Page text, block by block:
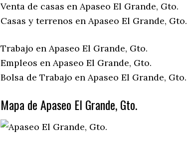
Venta de casas en Apaseo El Grande, Gto.
Casas y terrenos en Apaseo El Grande, Gto.
Trabajo en Apaseo El Grande, Gto.
Empleos en Apaseo El Grande, Gto.
Bolsa de Trabajo en Apaseo El Grande, Gto.
Mapa de Apaseo El Grande, Gto.